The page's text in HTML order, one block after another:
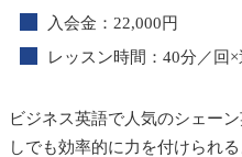
入会金：22,000円
レッスン時間：40分／回×
ビジネス英語で人気のシェー
しでも効率的に力を付けられ